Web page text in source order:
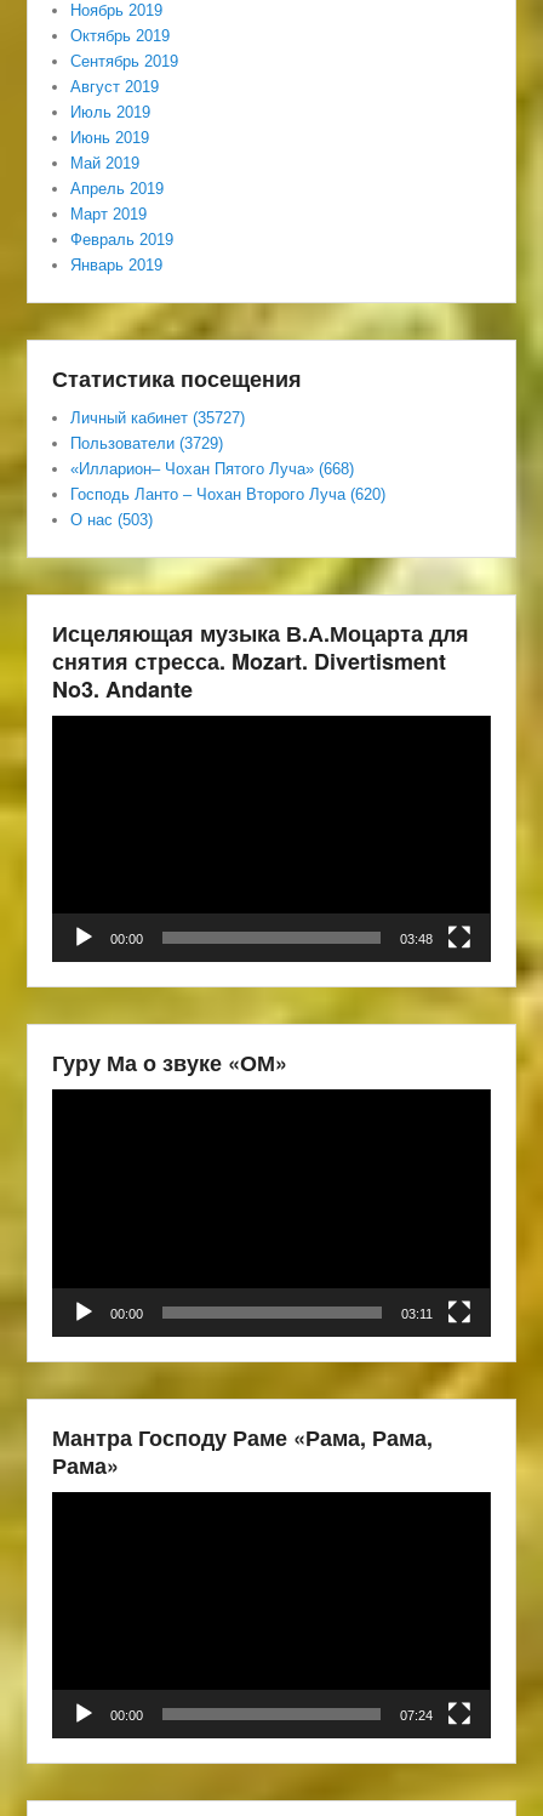
Ноябрь 2019
Октябрь 2019
Сентябрь 2019
Август 2019
Июль 2019
Июнь 2019
Май 2019
Апрель 2019
Март 2019
Февраль 2019
Январь 2019
Статистика посещения
Личный кабинет (35727)
Пользователи (3729)
«Илларион– Чохан Пятого Луча» (668)
Господь Ланто – Чохан Второго Луча (620)
О нас (503)
Исцеляющая музыка В.А.Моцарта для
снятия стресса. Mozart. Divertisment
No3. Andante
00:00 03:48
Гуру Ма о звуке «ОМ»
00:00 03:11
Мантра Господу Раме «Рама, Рама,
Рама»
00:00 07:24